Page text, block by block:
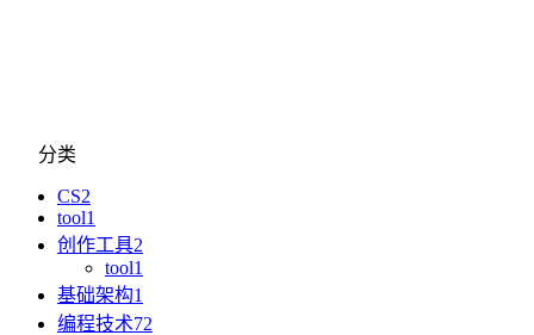
分类
CS2
tool1
创作工具2
tool1
基础架构1
编程技术72